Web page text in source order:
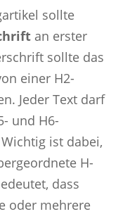
sollte
an erster
sollte das
einer H2-
Jeder Text darf
und H6-
ist dabei,
H-
dass
oder mehrere